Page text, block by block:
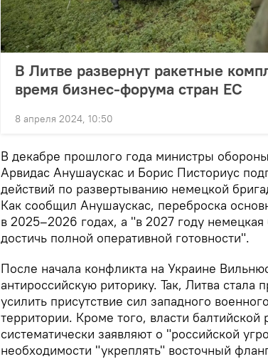
В Литве развернут ракетные
время бизнес-форума стран ЕС
8 апреля 2024, 10:50
В декабре прошлого года министры
Арвидас Анушаускас и Борис Писториус
действий по развертыванию немецкой
Как сообщил Анушаускас, переброска
в 2025–2026 годах, а "в 2027 году
достичь полной оперативной готовности".
После начала конфликта на Украине
антироссийскую риторику. Так, Литва
усилить присутствие сил западного
территории. Кроме того, власти балтийской
систематически заявляют о "российской
необходимости "укреплять" восточный